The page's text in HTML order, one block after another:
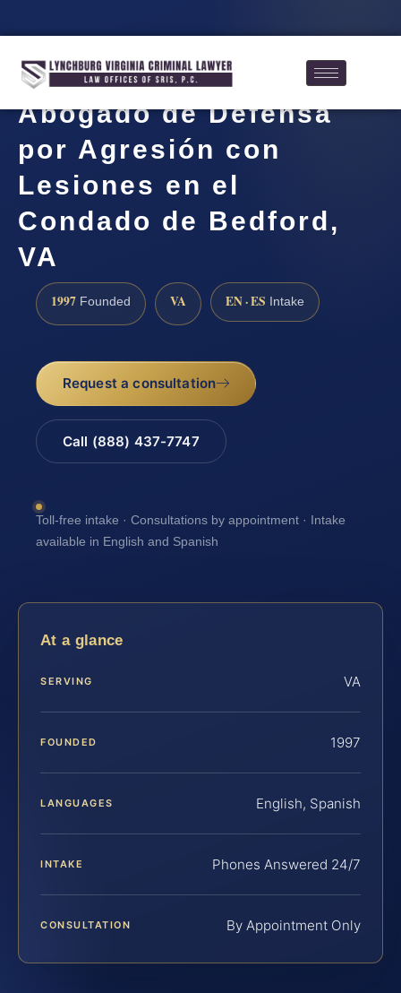
Abogado de Defensa
por Agresión con
Lesiones en el
Condado de Bedford,
VA
1997 Founded VA EN · ES Intake
Request a consultation
Call (888) 437-7747
Toll-free intake · Consultations by appointment · Intake
available in English and Spanish
At a glance
SERVING VA
FOUNDED 1997
LANGUAGES English, Spanish
INTAKE Phones Answered 24/7
CONSULTATION By Appointment Only